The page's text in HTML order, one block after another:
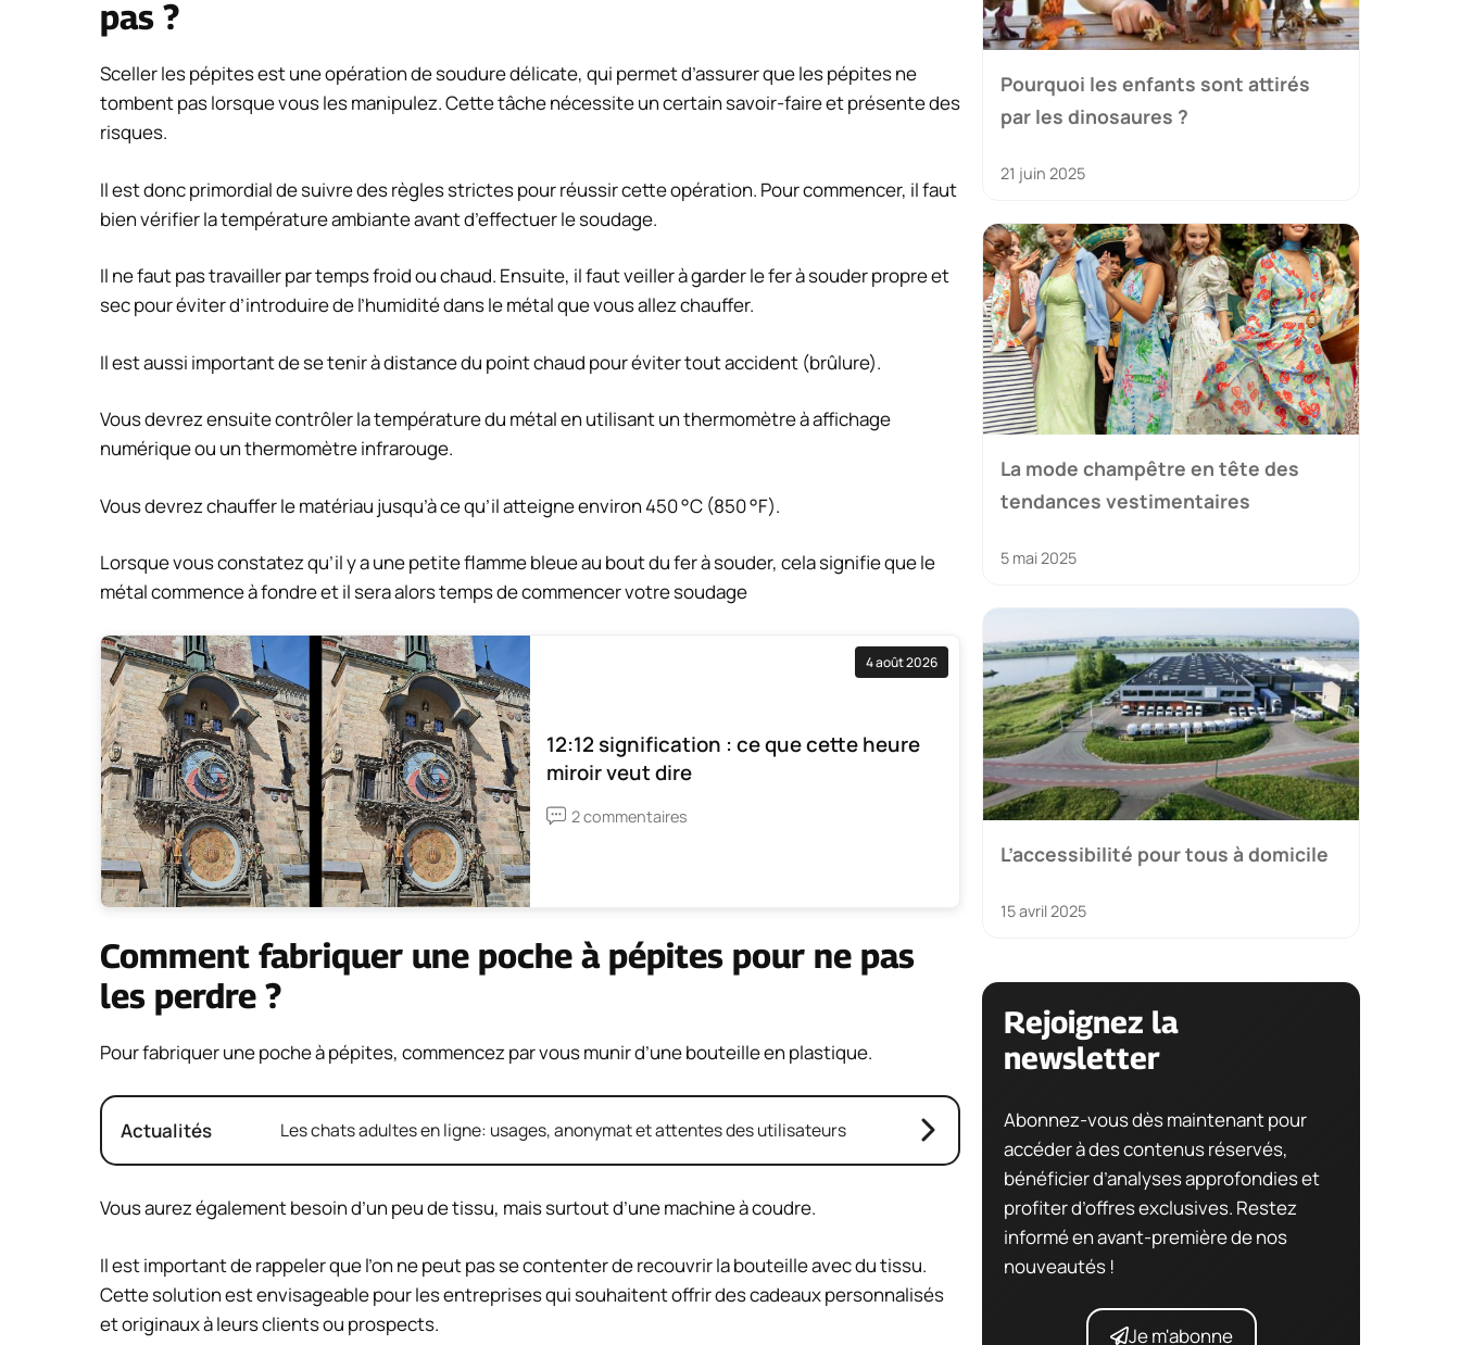
pas ?
Sceller les pépites est une opération de soudure délicate, qui permet d’assurer que les pépites ne
tombent pas lorsque vous les manipulez. Cette tâche nécessite un certain savoir-faire et présente des
risques.
Il est donc primordial de suivre des règles strictes pour réussir cette opération. Pour commencer, il faut
bien vérifier la température ambiante avant d’effectuer le soudage.
Il ne faut pas travailler par temps froid ou chaud. Ensuite, il faut veiller à garder le fer à souder propre et
sec pour éviter d’introduire de l’humidité dans le métal que vous allez chauffer.
Il est aussi important de se tenir à distance du point chaud pour éviter tout accident (brûlure).
Vous devrez ensuite contrôler la température du métal en utilisant un thermomètre à affichage
numérique ou un thermomètre infrarouge.
Vous devrez chauffer le matériau jusqu’à ce qu’il atteigne environ 450 °C (850 °F).
Lorsque vous constatez qu’il y a une petite flamme bleue au bout du fer à souder, cela signifie que le
métal commence à fondre et il sera alors temps de commencer votre soudage
4 août 2026
12:12 signification : ce que cette heure
miroir veut dire
2 commentaires
Comment fabriquer une poche à pépites pour ne pas
les perdre ?
Pour fabriquer une poche à pépites, commencez par vous munir d’une bouteille en plastique.
Actualités Les chats adultes en ligne: usages, anonymat et attentes des utilisateurs
Vous aurez également besoin d’un peu de tissu, mais surtout d’une machine à coudre.
Il est important de rappeler que l’on ne peut pas se contenter de recouvrir la bouteille avec du tissu.
Cette solution est envisageable pour les entreprises qui souhaitent offrir des cadeaux personnalisés
et originaux à leurs clients ou prospects.
Pourquoi les enfants sont attirés
par les dinosaures ?
21 juin 2025
La mode champêtre en tête des
tendances vestimentaires
5 mai 2025
L’accessibilité pour tous à domicile
15 avril 2025
Rejoignez la
newsletter
Abonnez-vous dès maintenant pour
accéder à des contenus réservés,
bénéficier d’analyses approfondies et
profiter d’offres exclusives. Restez
informé en avant-première de nos
nouveautés !
Je m'abonne